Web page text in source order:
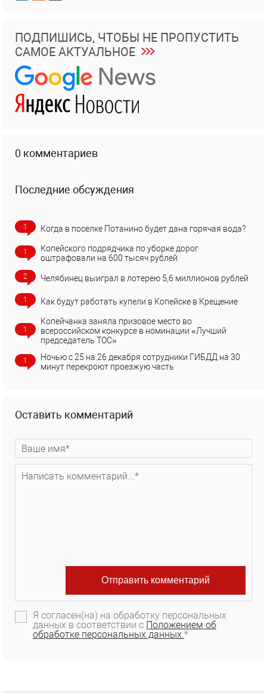
ПОДПИШИСЬ, ЧТОБЫ НЕ ПРОПУСТИТЬ
САМОЕ АКТУАЛЬНОЕ
0 комментариев
Последние обсуждения
1 Когда в поселке Потанино будет дана горячая вода?
1
Копейского подрядчика по уборке дорог
оштрафовали на 600 тысяч рублей
2 Челябинец выиграл в лотерею 5,6 миллионов рублей
1 Как будут работать купели в Копейске в Крещение
1
Копейчанка заняла призовое место во
всероссийском конкурсе в номинации «Лучший
председатель ТОС»
1
Ночью с 25 на 26 декабря сотрудники ГИБДД на 30
минут перекроют проезжую часть
Оставить комментарий
Я согласен(на) на обработку персональных
данных в соответствии с Положением об
обработке персональных данных.*